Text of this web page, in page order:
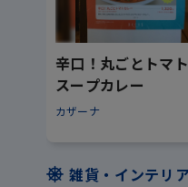
辛口！丸ごとトマ
スープカレー
カザーナ
雑貨・インテリ